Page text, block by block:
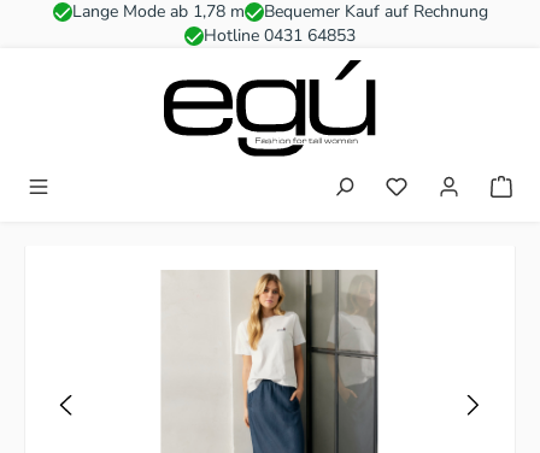
Zum Hauptinhalt springen
Lange Mode ab 1,78 m
Bequemer Kauf auf Rechnung
Hotline 0431 64853
Du hast 0